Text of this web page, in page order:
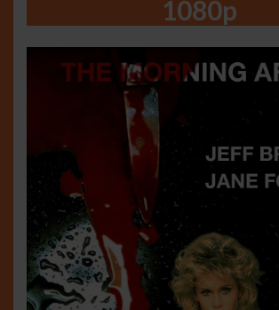
1080p